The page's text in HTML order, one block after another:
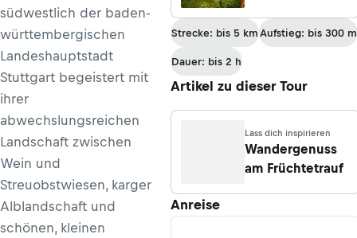
südwestlich der baden-
württembergischen
Landeshauptstadt
Stuttgart begeistert mit
ihrer
abwechslungsreichen
Landschaft zwischen
Wein und
Streuobstwiesen, karger
Alblandschaft und
schönen, kleinen
Strecke: bis 5 km Aufstieg: bis 300 m
Dauer: bis 2 h
Artikel zu dieser Tour
Lass dich inspirieren
Wandergenuss
am Früchtetrauf
Anreise